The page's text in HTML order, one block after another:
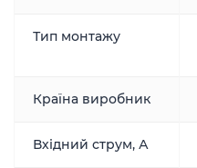
Тип монтажу
Країна виробник
Вхідний струм, А